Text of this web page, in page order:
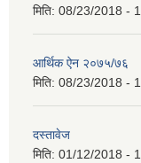
मिति: 08/23/2018 -
आर्थिक ऐन २०७५/७६
मिति: 08/23/2018 -
दस्तावेज
मिति: 01/12/2018 -